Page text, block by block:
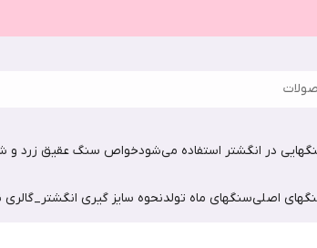
در انگشتر استفاده می‌شودخواص سنگ عقیق زرد و
اصلیسنگهای ماه تولدنحوه سایز گیری